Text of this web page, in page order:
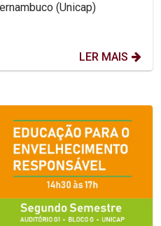
(Unicap)
LER MAIS